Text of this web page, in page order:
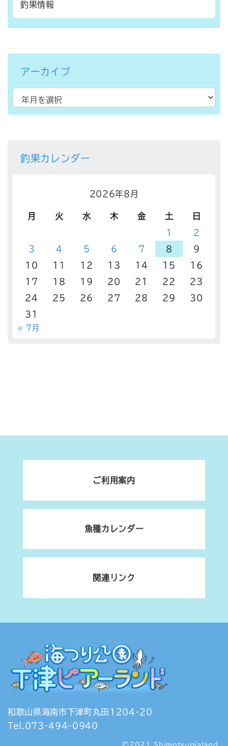
釣果情報
アーカイブ
釣果カレンダー
2026年8月
月 火 水 木 金 土
日
1
2
3
4 5 6 7 8
9
10
11 12 13 14 15
16
17
18 19 20 21 22
23
24
25 26 27 28 29
30
31
« 7月
ご利用案内
魚種カレンダー
関連リンク
和歌山県海南市下津町丸田1204-20
Tel.073-494-0940